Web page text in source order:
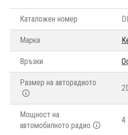
Каталожен номер
Марка
Връзки
Размер на авторадиото
Мощност на
автомобилното радио
4